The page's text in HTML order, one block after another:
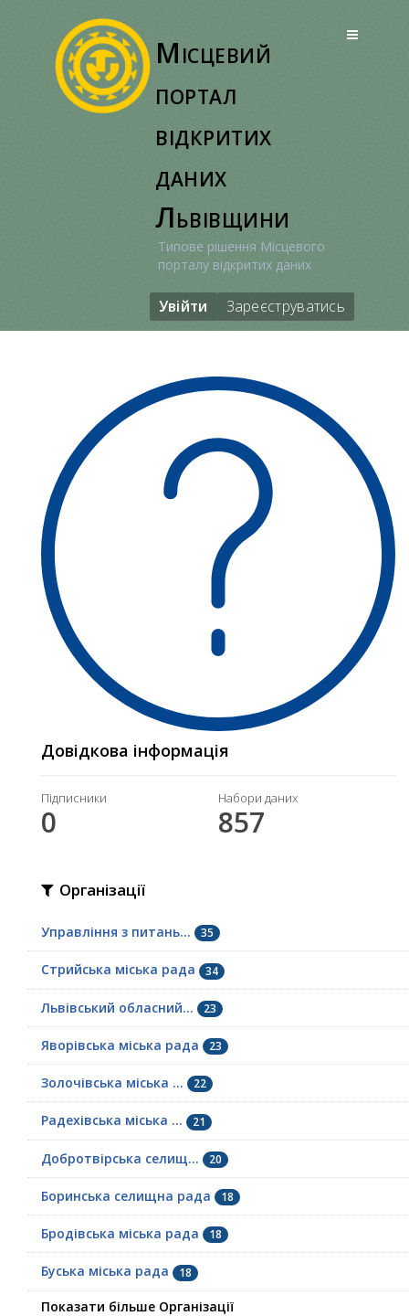
Місцевий
портал
відкритих
даних
Львівщини
Типове рішення Місцевого
порталу відкритих даних
Увійти Зареєструватись
Довідкова інформація
Підписники
0
Набори даних
857
Організації
Управління з питань... 35
Стрийська міська рада 34
Львівський обласний... 23
Яворівська міська рада 23
Золочівська міська ... 22
Радехівська міська ... 21
Добротвірська селищ... 20
Боринська селищна рада 18
Бродівська міська рада 18
Буська міська рада 18
Показати більше Організації